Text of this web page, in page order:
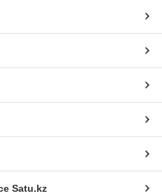
Satu.kz